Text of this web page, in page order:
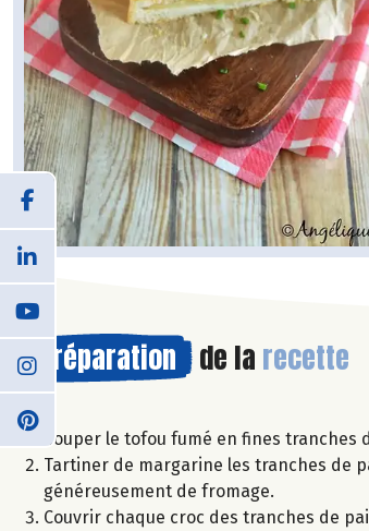
Préparation de la recette
Couper le tofou fumé en fines
Tartiner de margarine les tranches de
généreusement de fromage.
Couvrir chaque croc des tranches de